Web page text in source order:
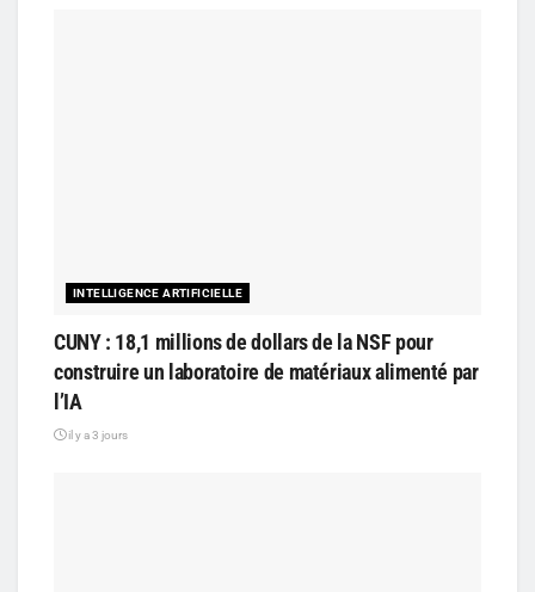
INTELLIGENCE ARTIFICIELLE
CUNY : 18,1 millions de dollars de la NSF pour
construire un laboratoire de matériaux alimenté par
l’IA
il y a 3 jours